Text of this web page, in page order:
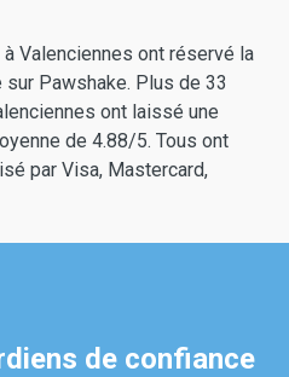
Valenciennes ont réservé la
Pawshake. Plus de 33
ont laissé une
de 4.88/5. Tous ont
par Visa, Mastercard,
de confiance